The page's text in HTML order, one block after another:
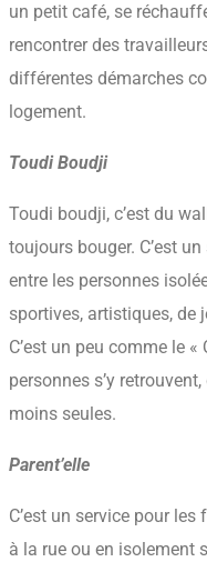
un petit café, se
rencontrer des
différentes démarches
logement.
Toudi Boudji
Toudi boudji, c’est du
toujours bouger. C’est
entre les personnes
sportives, artistiques, de
C’est un peu comme le
personnes s’y
moins seules.
Parent’elle
C’est un service pour
à la rue ou en isolement